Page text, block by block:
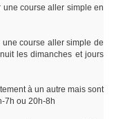
course aller simple en
course aller simple de
les dimanches et jours
à un autre mais sont
7h ou 20h-8h